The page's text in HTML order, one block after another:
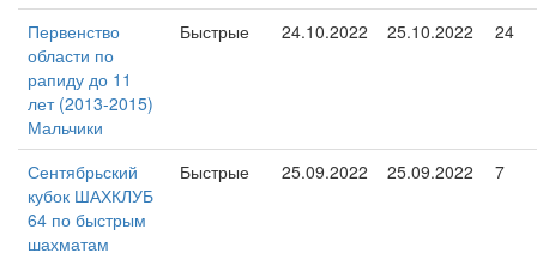
Первенство
области по
рапиду до 11
лет (2013-2015)
Мальчики
Быстрые 24.10.2022 25.10.2022 24
Сентябрьский
кубок ШАХКЛУБ
64 по быстрым
шахматам
Быстрые 25.09.2022 25.09.2022 7